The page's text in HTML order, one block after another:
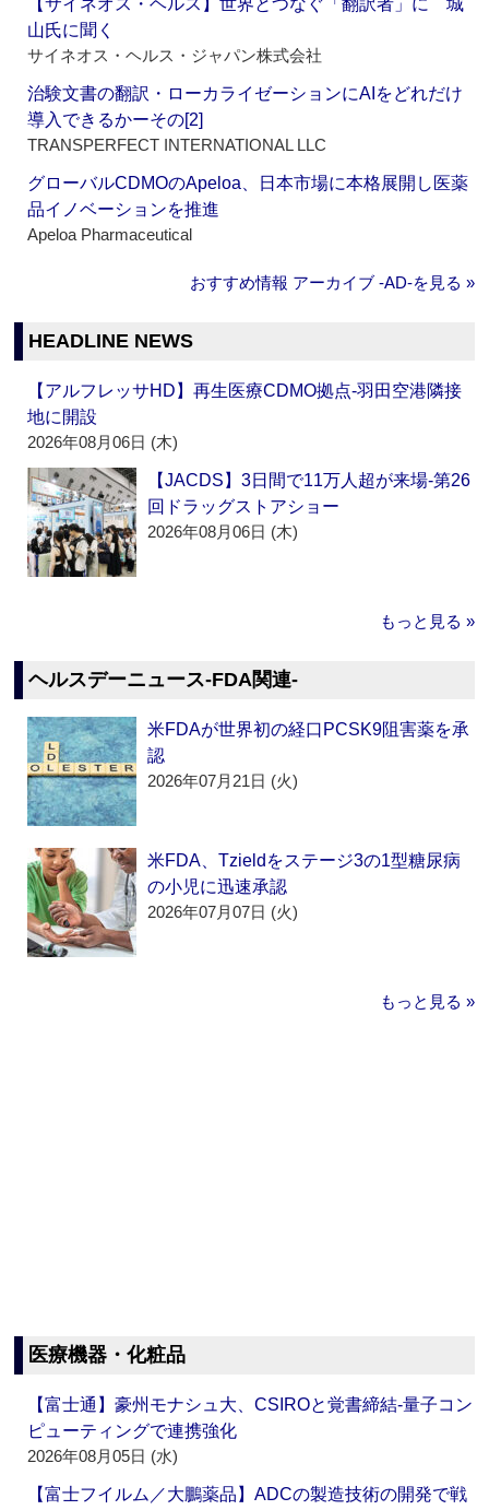
【サイネオス・ヘルス】世界とつなぐ「翻訳者」に 城
山氏に聞く
サイネオス・ヘルス・ジャパン株式会社
治験文書の翻訳・ローカライゼーションにAIをどれだけ
導入できるかーその[2]
TRANSPERFECT INTERNATIONAL LLC
グローバルCDMOのApeloa、日本市場に本格展開し医薬
品イノベーションを推進
Apeloa Pharmaceutical
おすすめ情報 アーカイブ ‐AD‐を見る »
HEADLINE NEWS
【アルフレッサHD】再生医療CDMO拠点‐羽田空港隣接
地に開設
2026年08月06日 (木)
【JACDS】3日間で11万人超が来場‐第26
回ドラッグストアショー
2026年08月06日 (木)
もっと見る »
ヘルスデーニュース‐FDA関連‐
米FDAが世界初の経口PCSK9阻害薬を承
認
2026年07月21日 (火)
米FDA、Tzieldをステージ3の1型糖尿病
の小児に迅速承認
2026年07月07日 (火)
もっと見る »
医療機器・化粧品
【富士通】豪州モナシュ大、CSIROと覚書締結‐量子コン
ピューティングで連携強化
2026年08月05日 (水)
【富士フイルム／大鵬薬品】ADCの製造技術の開発で戦